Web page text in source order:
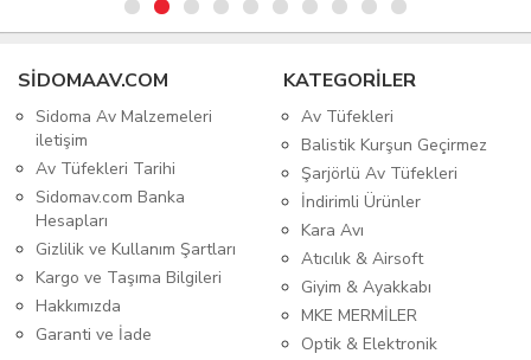
SIDOMAAV.COM
Sidoma Av Malzemeleri
iletişim
Av Tüfekleri Tarihi
Sidomav.com Banka
Hesapları
Gizlilik ve Kullanım Şartları
Kargo ve Taşıma Bilgileri
Hakkımızda
Garanti ve İade
KATEGORİLER
Av Tüfekleri
Balistik Kurşun Geçirmez
Şarjörlü Av Tüfekleri
İndirimli Ürünler
Kara Avı
Atıcılık & Airsoft
Giyim & Ayakkabı
MKE MERMİLER
Optik & Elektronik